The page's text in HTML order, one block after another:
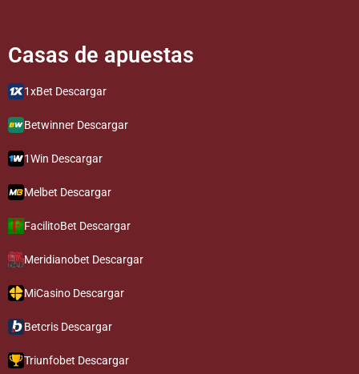
Casas de apuestas​​​​​
1xBet Descargar
Betwinner Descargar
1Win Descargar
Melbet Descargar
FacilitoBet Descargar
Meridianobet Descargar
MiCasino Descargar
Betcris Descargar
Triunfobet Descargar